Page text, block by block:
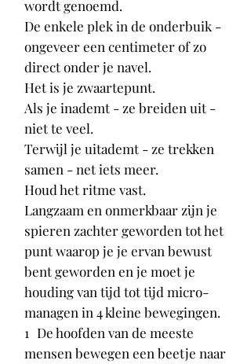
wordt genoemd.
De enkele plek in de onderbuik -
ongeveer een centimeter of zo
direct onder je navel.
Het is je zwaartepunt.
Als je inademt - ze breiden uit -
niet te veel.
Terwijl je uitademt - ze trekken
samen - net iets meer.
Houd het ritme vast.
Langzaam en onmerkbaar zijn je
spieren zachter geworden tot het
punt waarop je je ervan bewust
bent geworden en je moet je
houding van tijd tot tijd micro-
managen in 4 kleine bewegingen.
1 De hoofden van de meeste
mensen bewegen een beetje naar